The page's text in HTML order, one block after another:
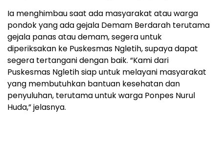
Ia menghimbau saat ada masyarakat atau warga
pondok yang ada gejala Demam Berdarah terutama
gejala panas atau demam, segera untuk
diperiksakan ke Puskesmas Ngletih, supaya dapat
segera tertangani dengan baik. “Kami dari
Puskesmas Ngletih siap untuk melayani masyarakat
yang membutuhkan bantuan kesehatan dan
penyuluhan, terutama untuk warga Ponpes Nurul
Huda,” jelasnya.